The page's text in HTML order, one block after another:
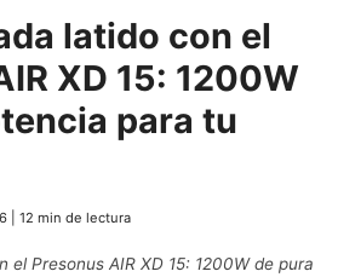
latido con el
XD 15: 1200W
para tu
12 min de lectura
el Presonus AIR XD 15: 1200W de pura